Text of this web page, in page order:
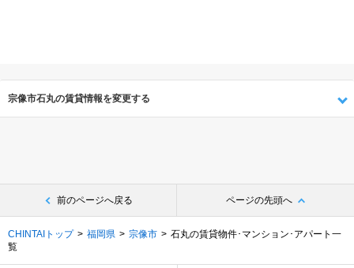
宗像市石丸の賃貸情報を変更する
前のページへ戻る ページの先頭へ
CHINTAIトップ 福岡県 宗像市
石丸の賃貸物件･マンション･アパート一
覧